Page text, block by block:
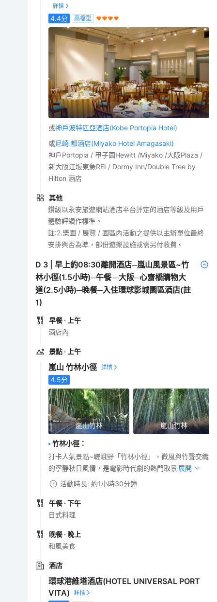
4.4分 高檔型
或神戶波特匹亞酒店(Kobe Portopia Hotel)
或尼崎 都酒店(Miyako Hotel Amagasaki)
神戶Portopia / 甲子園Hewitt /Miyako /大阪Plaza /
新大阪江坂東急REI / Dormy Inn/Double Tree by
Hilton 酒店
其他
鑽級以永安旅遊網站酒店平台評定的酒店等級及用戶
體驗評鑽作標準。
註:2.樂園 / 展覽 / 園區內活動之提供以主辦單位最終
安排與否為準，部份遊樂設施或需另付收費。
D 3 |早上約08:30離開酒店─嵐山風景區~竹
林小徑(1.5小時)─午餐 ─大阪─心齋橋購物大
道(2.5小時)─晚餐─入住環球影城園區酒店(註
1)
早餐 · 上午
酒店內
景點 · 上午
嵐山 竹林小徑
4.5分
嵐山竹林 嵐山竹林
竹林小徑 ：
打卡人氣景點~嵯峨野「竹林小徑」，微風與竹聲交織
的寧靜秋日風情，是電影時代劇的熱門取景地。
展開
活動時長: 約1小時30分鐘
午餐 · 下午
日式料理
晚餐 · 晚上
和風美食
酒店
環球港維塔酒店(HOTEL UNIVERSAL PORT
VITA)